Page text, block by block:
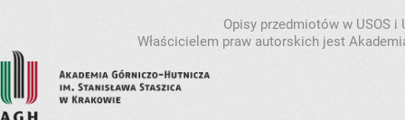
Opisy przedmiotów w USOS
Właścicielem praw autorskich jest